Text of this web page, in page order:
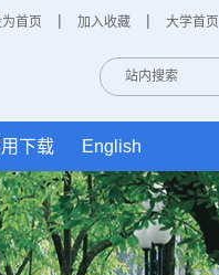
大学首页
|
加入收藏
|
首页
下载 English